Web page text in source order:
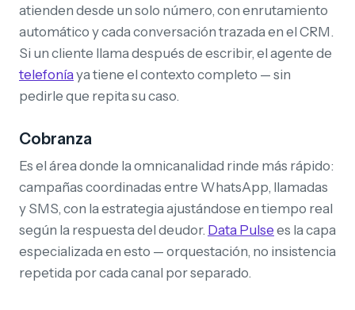
atienden desde un solo número, con enrutamiento
automático y cada conversación trazada en el CRM.
Si un cliente llama después de escribir, el agente de
telefoníaya tiene el contexto completo — sin
pedirle que repita su caso.
Cobranza
Es el área donde la omnicanalidad rinde más rápido:
campañas coordinadas entre WhatsApp, llamadas
y SMS, con la estrategia ajustándose en tiempo real
según la respuesta del deudor. Data Pulse es la capa
especializada en esto — orquestación, no insistencia
repetida por cada canal por separado.